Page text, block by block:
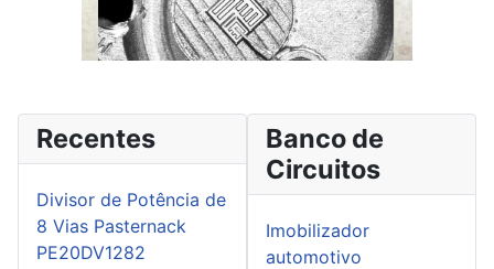
Recentes
Divisor de Potência de
8 Vias Pasternack
PE20DV1282
Banco de
Circuitos
Imobilizador
automotivo